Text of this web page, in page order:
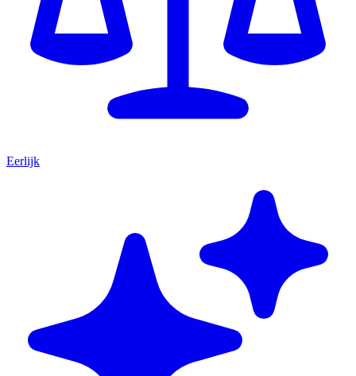
Eerlijk